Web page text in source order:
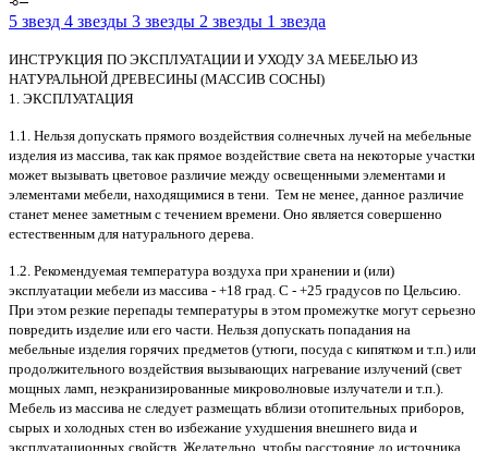
5 звезд 4 звезды 3 звезды 2 звезды 1 звезда
ИНСТРУКЦИЯ ПО ЭКСПЛУАТАЦИИ И УХОДУ ЗА МЕБЕЛЬЮ ИЗ
НАТУРАЛЬНОЙ ДРЕВЕСИНЫ (МАССИВ СОСНЫ)
1. ЭКСПЛУАТАЦИЯ
1.1. Нельзя допускать прямого воздействия солнечных лучей на мебельные
изделия из массива, так как прямое воздействие света на некоторые участки
может вызывать цветовое различие между освещенными элементами и
элементами мебели, находящимися в тени. Тем не менее, данное различие
станет менее заметным с течением времени. Оно является совершенно
естественным для натурального дерева.
1.2. Рекомендуемая температура воздуха при хранении и (или)
эксплуатации мебели из массива - +18 град. С - +25 градусов по Цельсию.
При этом резкие перепады температуры в этом промежутке могут серьезно
повредить изделие или его части. Нельзя допускать попадания на
мебельные изделия горячих предметов (утюги, посуда с кипятком и т.п.) или
продолжительного воздействия вызывающих нагревание излучений (свет
мощных ламп, неэкранизированные микроволновые излучатели и т.п.).
Мебель из массива не следует размещать вблизи отопительных приборов,
сырых и холодных стен во избежание ухудшения внешнего вида и
эксплуатационных свойств. Желательно, чтобы расстояние до источника